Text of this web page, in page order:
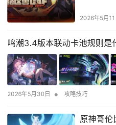
2026年5月11
鸣潮3.4版本联动卡池规则是
2026年5月30日 • 攻略技巧
原神哥伦